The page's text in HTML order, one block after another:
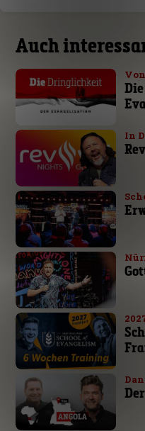
Auch
In